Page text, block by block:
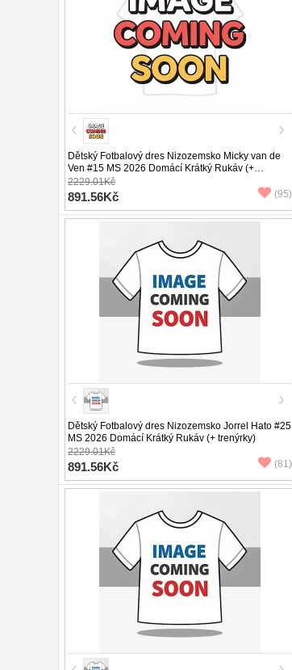
Dětský Fotbalový dres Nizozemsko Micky van de
Ven #15 MS 2026 Domácí Krátký Rukáv (+
trenýrky)
2229.01Kč
891.56Kč (95)
Dětský Fotbalový dres Nizozemsko Jorrel Hato #25
MS 2026 Domácí Krátký Rukáv (+ trenýrky)
2229.01Kč
891.56Kč (81)